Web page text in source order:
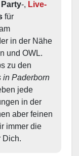
Party-, Live-
in der Nähe
und OWL.
zu den
in Paderborn
jede
in der
aber feinen
immer die
Dich.